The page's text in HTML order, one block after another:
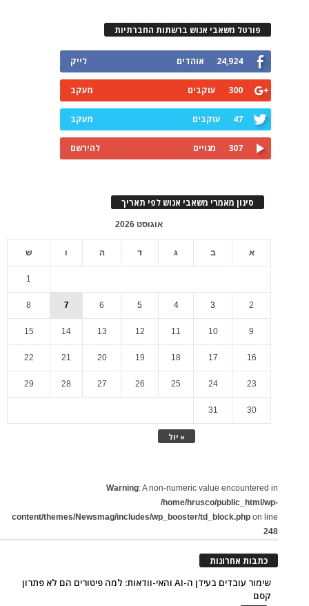
פורטל משאבי אנוש ברשתות החברתיות
24,924 אוהדים לייק
300 עוקבים מעקב
47 עוקבים מעקב
307 מנויים להירשם
סינון מאמרי משאבי אנוש לפי תאריך
אוגוסט 2026
א ב ג ד ה ו ש
« יול
1
2
3
4
5
6
7
8
9
10
11
12
13
14
15
16
17
18
19
20
21
22
23
24
25
26
27
28
29
30
31
Warning: A non-numeric value encountered in
/home/hrusco/public_html/wp-
content/themes/Newsmag/includes/wp_booster/td_block.php on line
248
כתבות אחרונות
שימור עובדים בעידן ה-AI והאי-וודאות: למה פיטורים הם לא פתרון
קסם